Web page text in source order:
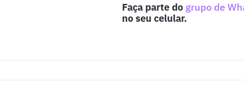
Faça parte do grupo de
no seu celular.